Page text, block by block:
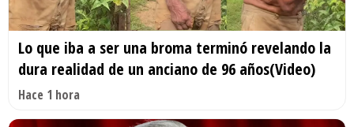
Lo que iba a ser una broma terminó revelando la
dura realidad de un anciano de 96 años(Video)
Hace 1 hora